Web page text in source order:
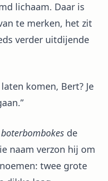
lichaam. Daar is
te merken, het zit
verder uitdijende
komen, Bert? Je
boterbombokes de
naam verzon hij om
twee grote